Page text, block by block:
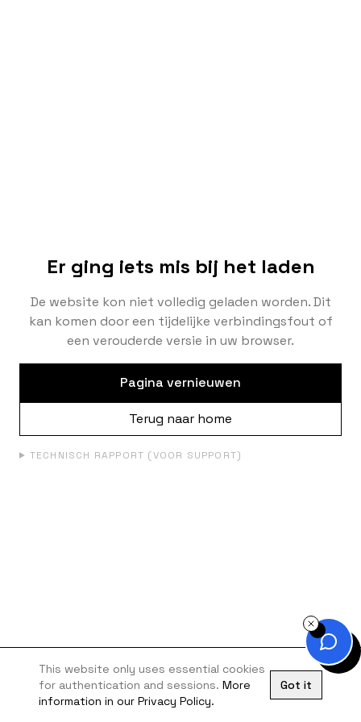
Er ging iets mis bij het laden
De website kon niet volledig geladen worden. Dit
kan komen door een tijdelijke verbindingsfout of
een verouderde versie in uw browser.
Pagina vernieuwen
Terug naar home
TECHNISCH RAPPORT (VOOR SUPPORT)
This website only uses essential cookies
for authentication and sessions. More
information in our Privacy Policy.
Got it